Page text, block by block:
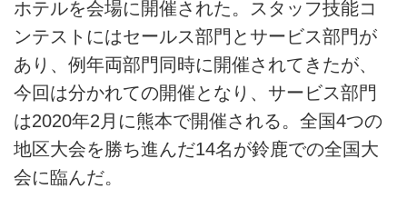
ホテルを会場に開催された。スタッフ技能コ
ンテストにはセールス部門とサービス部門が
あり、例年両部門同時に開催されてきたが、
今回は分かれての開催となり、サービス部門
は2020年2月に熊本で開催される。全国4つの
地区大会を勝ち進んだ14名が鈴鹿での全国大
会に臨んだ。